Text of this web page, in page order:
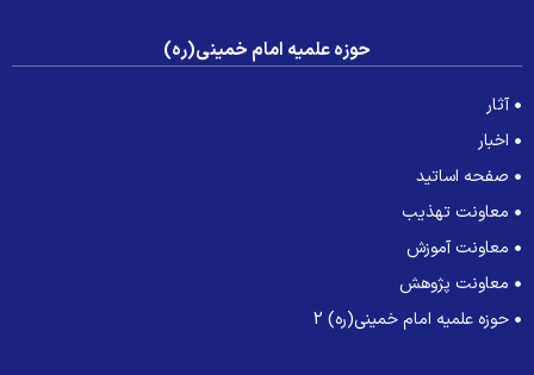
حوزه علمیه امام خمینی(ره)
آثار
اخبار
صفحه اساتید
معاونت تهذیب
معاونت آموزش
معاونت پژوهش
حوزه علمیه امام خمینی(ره) 2